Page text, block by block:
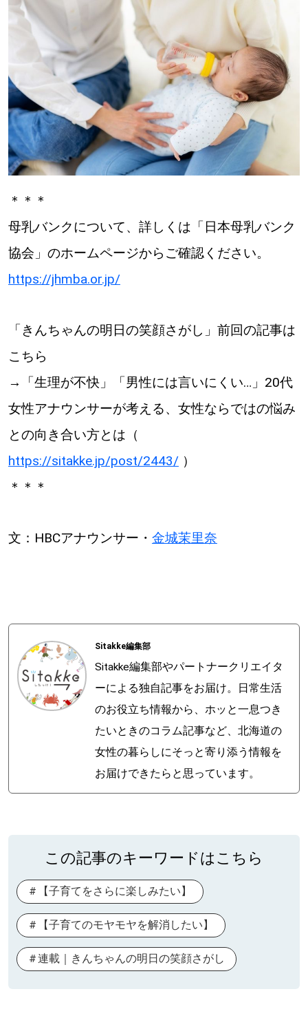
＊＊＊
母乳バンクについて、詳しくは「日本母乳バンク
協会」のホームページからご確認ください。
https://jhmba.or.jp/
「きんちゃんの明日の笑顔さがし」前回の記事は
こちら
→「生理が不快」「男性には言いにくい…」20代
女性アナウンサーが考える、女性ならではの悩み
との向き合い方とは（
https://sitakke.jp/post/2443/）
＊＊＊
文：HBCアナウンサー・ 金城茉里奈
Sitakke編集部
Sitakke編集部やパートナークリエイタ
ーによる独自記事をお届け。日常生活
のお役立ち情報から、ホッと一息つき
たいときのコラム記事など、北海道の
女性の暮らしにそっと寄り添う情報を
お届けできたらと思っています。
この記事のキーワードはこちら
【子育てをさらに楽しみたい】
【子育てのモヤモヤを解消したい】
連載｜きんちゃんの明日の笑顔さがし